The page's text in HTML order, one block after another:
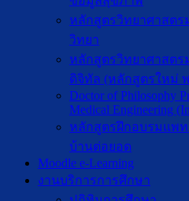
หลักสูตรวิทยาศาสต
วิทยา
หลักสูตรวิทยาศาสต
ดิจิทัล (หลักสูตรใหม่ พ
Doctor of Philosophy
Medical Engineering
หลักสูตรฝึกอบรมแพ
บ้านต่อยอด
Moodle e-Learning
งานบริการการศึกษา